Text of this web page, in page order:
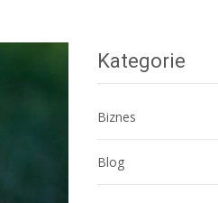
Kategorie
Biznes
Blog